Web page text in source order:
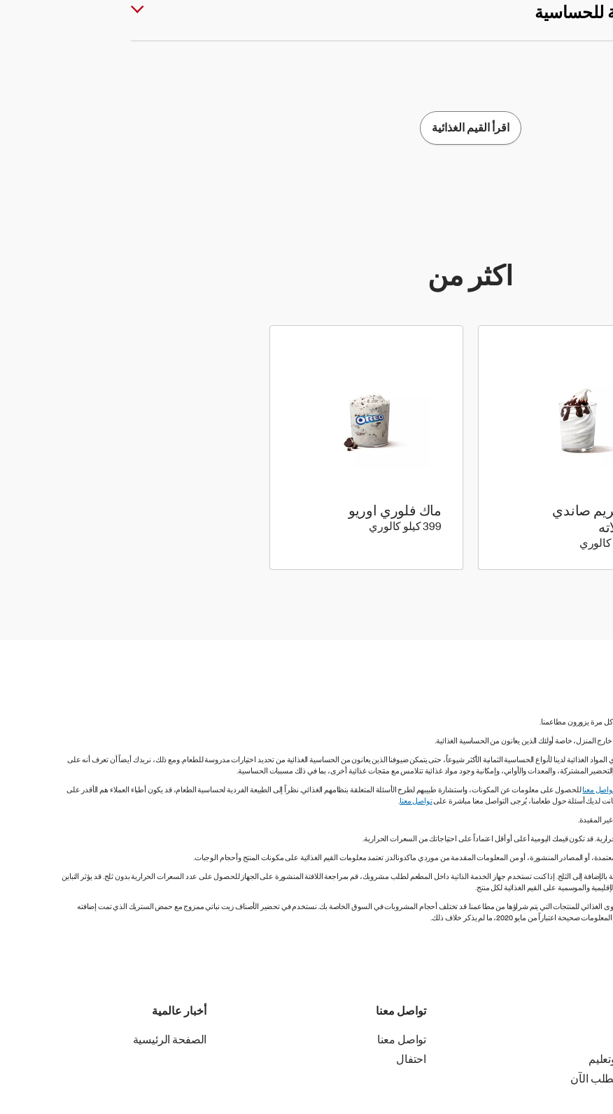
للحساسية
اقرأ القيم الغذائية
أكثر من
صاندي
ماك فلوري اوريو
399 كيلو كالوري 399 كيلو سعرة حرارية
كل مرة يزورون مطاعمنا.
المنزل، خاصة أولئك الذين يعانون من الحساسية الغذائية.
الغذائية لدينا لأنواع الحساسية الثمانية الأكثر شيوعاً، حتى يتمكن ضيوفنا الذين يعانون من الحساسية الغذائية من تحديد اختيارات مدروسة للطعام. ومع ذلك، نريدك أيضاً أن تعرف أنه على
المشتركة، والمعدات والأواني، وإمكانية وجود مواد غذائية تتلامس مع منتجات غذائية أخرى، بما في ذلك مسببات الحساسية.
معناللحصول على معلومات عن المكونات، واستشارة طبيبهم لطرح الأسئلة المتعلقة بنظامهم الغذائي. نظراً إلى الطبيعة الفردية لحساسية الطعام، قد يكون أطباء العملاء هم الأقدر على
كانت لديك أسئلة حول طعامنا، يُرجى التواصل معنا مباشرة علىتواصل معنا.
أو المصادر المنشورة، أو من المعلومات المقدمة من موردي ماكدونالدز. تعتمد معلومات القيم الغذائية على مكونات المنتج وأحجام الوجبات.
إلى الثلج. إذا كنت تستخدم جهاز الخدمة الذاتية داخل المطعم لطلب مشروبك، قم بمراجعة اللافتة المنشورة على الجهاز للحصول على عدد السعرات الحرارية بدون ثلج. قد يؤثر التباين
والموسمية على القيم الغذائية لكل منتج.
الغذائي للمنتجات التي يتم شراؤها من مطاعمنا. قد تختلف أحجام المشروبات في السوق الخاصة بك. نستخدم في تحضير الأصناف زيت نباتي ممزوج مع حمض الستريك الذي تمت إضافته
من مايو 2020، ما لم يذكر خلاف ذلك.
الآن
تواصل معنا
تواصل معنا
احتفال
أخبار عالمية
الصفحة الرئيسية